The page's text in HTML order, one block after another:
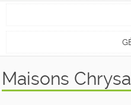
Maisons